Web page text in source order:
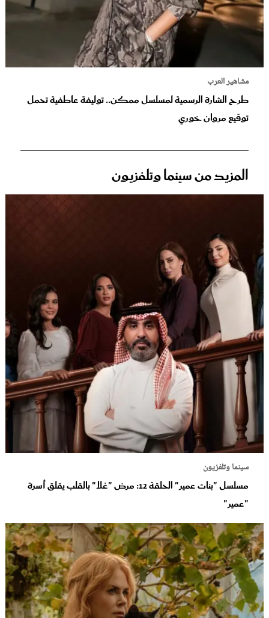
مشاهير العرب
طرح الشارة الرسمية لمسلسل ممكن.. توليفة عاطفية تحمل
توقيع مروان خوري
المزيد من سينما وتلفزيون
سينما وتلفزيون
مسلسل "بنات عمير" الحلقة 12: مرض "غلا" بالقلب يقلق أسرة
"عمير"